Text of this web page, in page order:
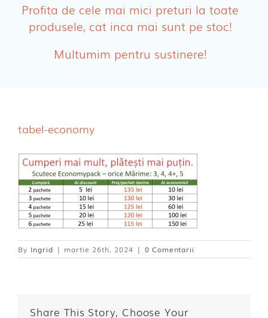
Absorbante Post-Natale
Absorbante Incontinenta Urinara
Profita de cele mai mici preturi la toate
produsele, cat inca mai sunt pe stoc!
Multumim pentru sustinere!
tabel-economy
By Ingrid | martie 26th, 2024 | 0 Comentarii
Share This Story, Choose Your